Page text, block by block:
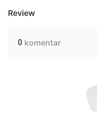
Review
0 komentar